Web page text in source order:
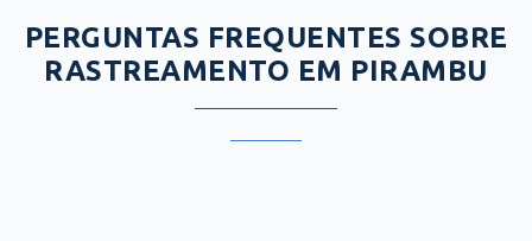
PERGUNTAS FREQUENTES SOBRE
RASTREAMENTO EM PIRAMBU